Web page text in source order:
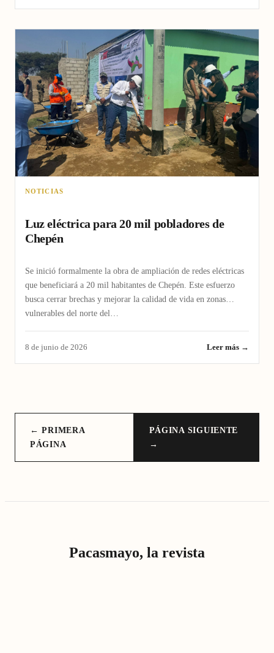
NOTICIAS
Luz eléctrica para 20 mil pobladores de
Chepén
Se inició formalmente la obra de ampliación de redes eléctricas
que beneficiará a 20 mil habitantes de Chepén. Este esfuerzo
busca cerrar brechas y mejorar la calidad de vida en zonas
vulnerables del norte del…
8 de junio de 2026 Leer más →
← PRIMERA
PÁGINA
PÁGINA SIGUIENTE
→
Pacasmayo, la revista